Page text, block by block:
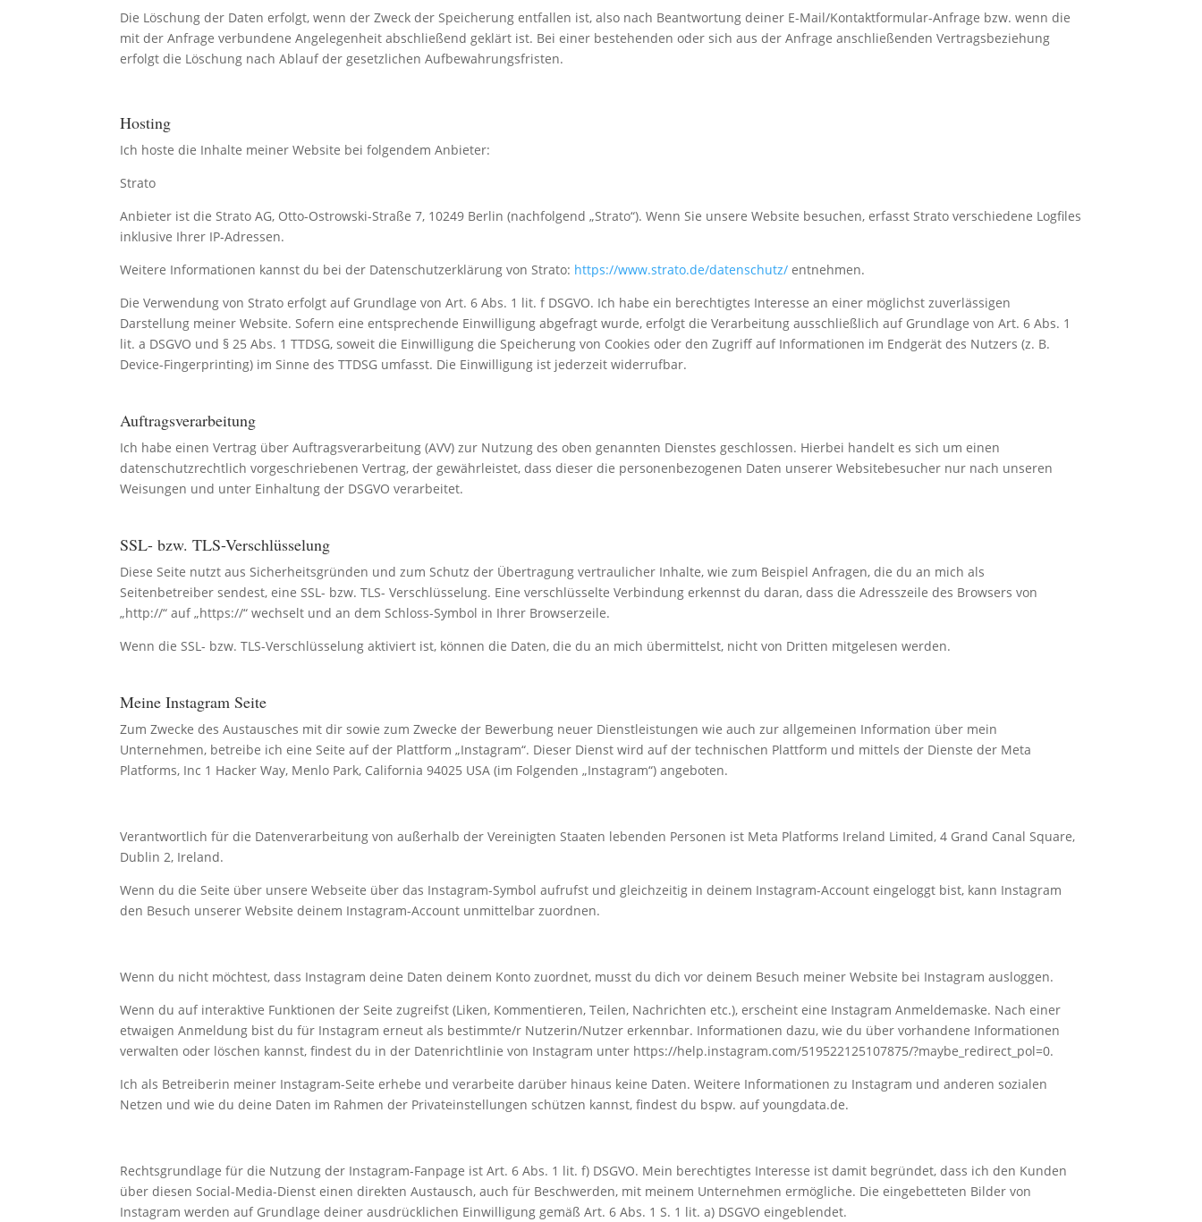
Die Löschung der Daten erfolgt, wenn der Zweck der Speicherung entfallen ist, also nach Beantwortung deiner E-Mail/Kontaktformular-Anfrage bzw. wenn die
mit der Anfrage verbundene Angelegenheit abschließend geklärt ist. Bei einer bestehenden oder sich aus der Anfrage anschließenden Vertragsbeziehung
erfolgt die Löschung nach Ablauf der gesetzlichen Aufbewahrungsfristen.
Hosting
Ich hoste die Inhalte meiner Website bei folgendem Anbieter:
Strato
Anbieter ist die Strato AG, Otto-Ostrowski-Straße 7, 10249 Berlin (nachfolgend „Strato“). Wenn Sie unsere Website besuchen, erfasst Strato verschiedene Logfiles
inklusive Ihrer IP-Adressen.
Weitere Informationen kannst du bei der Datenschutzerklärung von Strato: https://www.strato.de/datenschutz/ entnehmen.
Die Verwendung von Strato erfolgt auf Grundlage von Art. 6 Abs. 1 lit. f DSGVO. Ich habe ein berechtigtes Interesse an einer möglichst zuverlässigen
Darstellung meiner Website. Sofern eine entsprechende Einwilligung abgefragt wurde, erfolgt die Verarbeitung ausschließlich auf Grundlage von Art. 6 Abs. 1
lit. a DSGVO und § 25 Abs. 1 TTDSG, soweit die Einwilligung die Speicherung von Cookies oder den Zugriff auf Informationen im Endgerät des Nutzers (z. B.
Device-Fingerprinting) im Sinne des TTDSG umfasst. Die Einwilligung ist jederzeit widerrufbar.
Auftragsverarbeitung
Ich habe einen Vertrag über Auftragsverarbeitung (AVV) zur Nutzung des oben genannten Dienstes geschlossen. Hierbei handelt es sich um einen
datenschutzrechtlich vorgeschriebenen Vertrag, der gewährleistet, dass dieser die personenbezogenen Daten unserer Websitebesucher nur nach unseren
Weisungen und unter Einhaltung der DSGVO verarbeitet.
SSL- bzw. TLS-Verschlüsselung
Diese Seite nutzt aus Sicherheitsgründen und zum Schutz der Übertragung vertraulicher Inhalte, wie zum Beispiel Anfragen, die du an mich als
Seitenbetreiber sendest, eine SSL- bzw. TLS- Verschlüsselung. Eine verschlüsselte Verbindung erkennst du daran, dass die Adresszeile des Browsers von
„http://“ auf „https://“ wechselt und an dem Schloss-Symbol in Ihrer Browserzeile.
Wenn die SSL- bzw. TLS-Verschlüsselung aktiviert ist, können die Daten, die du an mich übermittelst, nicht von Dritten mitgelesen werden.
Meine Instagram Seite
Zum Zwecke des Austausches mit dir sowie zum Zwecke der Bewerbung neuer Dienstleistungen wie auch zur allgemeinen Information über mein
Unternehmen, betreibe ich eine Seite auf der Plattform „Instagram“. Dieser Dienst wird auf der technischen Plattform und mittels der Dienste der Meta
Platforms, Inc 1 Hacker Way, Menlo Park, California 94025 USA (im Folgenden „Instagram“) angeboten.
Verantwortlich für die Datenverarbeitung von außerhalb der Vereinigten Staaten lebenden Personen ist Meta Platforms Ireland Limited, 4 Grand Canal Square,
Dublin 2, Ireland.
Wenn du die Seite über unsere Webseite über das Instagram-Symbol aufrufst und gleichzeitig in deinem Instagram-Account eingeloggt bist, kann Instagram
den Besuch unserer Website deinem Instagram-Account unmittelbar zuordnen.
Wenn du nicht möchtest, dass Instagram deine Daten deinem Konto zuordnet, musst du dich vor deinem Besuch meiner Website bei Instagram ausloggen.
Wenn du auf interaktive Funktionen der Seite zugreifst (Liken, Kommentieren, Teilen, Nachrichten etc.), erscheint eine Instagram Anmeldemaske. Nach einer
etwaigen Anmeldung bist du für Instagram erneut als bestimmte/r Nutzerin/Nutzer erkennbar. Informationen dazu, wie du über vorhandene Informationen
verwalten oder löschen kannst, findest du in der Datenrichtlinie von Instagram unter https://help.instagram.com/519522125107875/?maybe_redirect_pol=0.
Ich als Betreiberin meiner Instagram-Seite erhebe und verarbeite darüber hinaus keine Daten. Weitere Informationen zu Instagram und anderen sozialen
Netzen und wie du deine Daten im Rahmen der Privateinstellungen schützen kannst, findest du bspw. auf youngdata.de.
Rechtsgrundlage für die Nutzung der Instagram-Fanpage ist Art. 6 Abs. 1 lit. f) DSGVO. Mein berechtigtes Interesse ist damit begründet, dass ich den Kunden
über diesen Social-Media-Dienst einen direkten Austausch, auch für Beschwerden, mit meinem Unternehmen ermögliche. Die eingebetteten Bilder von
Instagram werden auf Grundlage deiner ausdrücklichen Einwilligung gemäß Art. 6 Abs. 1 S. 1 lit. a) DSGVO eingeblendet.